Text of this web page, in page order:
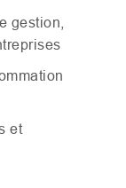
gestion,
et